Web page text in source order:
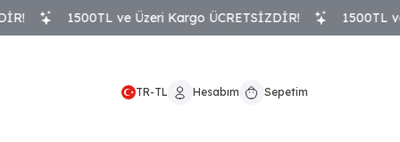
1500TL ve Üzeri Kargo ÜCRETSİZDİR! 1500TL ve
TR-TL Hesabım Sepetim